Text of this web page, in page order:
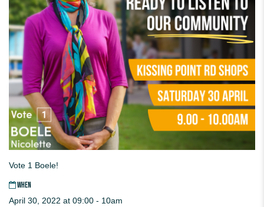
Vote 1 Boele!
WHEN
April 30, 2022 at 09:00 - 10am